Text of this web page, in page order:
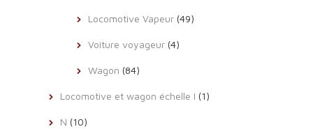
Locomotive Vapeur (49)
Voiture voyageur (4)
Wagon (84)
Locomotive et wagon échelle I (1)
N (10)